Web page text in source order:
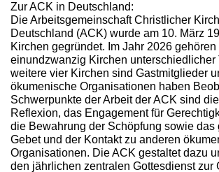
Zur ACK in Deutschland:
Die Arbeitsgemeinschaft Christlicher
Deutschland (ACK) wurde am 10. März
Kirchen gegründet. Im Jahr 2026 gehören
einundzwanzig Kirchen unterschiedlicher
weitere vier Kirchen sind Gastmitglieder
ökumenische Organisationen haben
Schwerpunkte der Arbeit der ACK sind
Reflexion, das Engagement für
die Bewahrung der Schöpfung sowie das
Gebet und der Kontakt zu anderen
Organisationen. Die ACK gestaltet dazu
den jährlichen zentralen Gottesdienst zur